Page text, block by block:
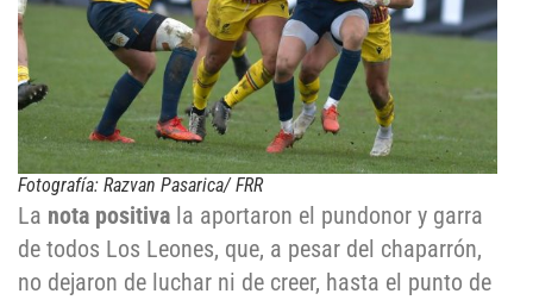
Fotografía: Razvan Pasarica/ FRR
La nota positiva la aportaron el pundonor y garra
de todos Los Leones, que, a pesar del chaparrón,
no dejaron de luchar ni de creer, hasta el punto de